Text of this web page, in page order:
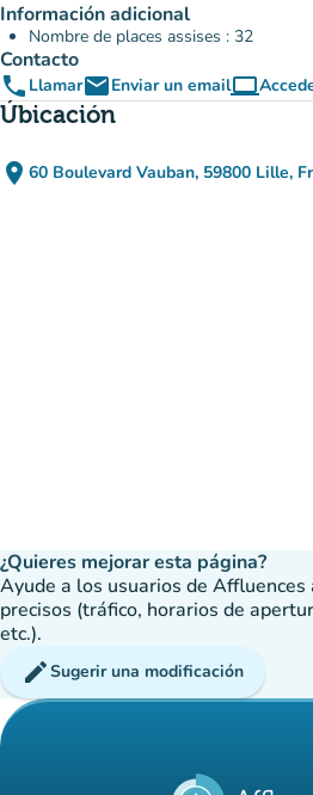
Información adicional
Nombre de places assises : 32
Contacto
phone LlamaremailEnviar un emailcomputer
Úbicación
place 60 Boulevard Vauban, 59800 Lille,
(abrir en Google
(nueva pestaña)
¿Quieres mejorar esta página?
Ayude a los usuarios de Affluences
precisos (tráfico, horarios de
etc.).
editSugerir una modificación